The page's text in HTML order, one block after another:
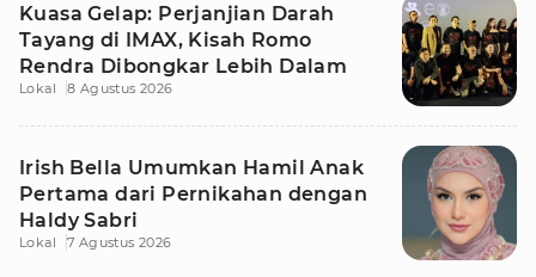
Kuasa Gelap: Perjanjian Darah
Tayang di IMAX, Kisah Romo
Rendra Dibongkar Lebih Dalam
Lokal 8 Agustus 2026
Irish Bella Umumkan Hamil Anak
Pertama dari Pernikahan dengan
Haldy Sabri
Lokal 7 Agustus 2026